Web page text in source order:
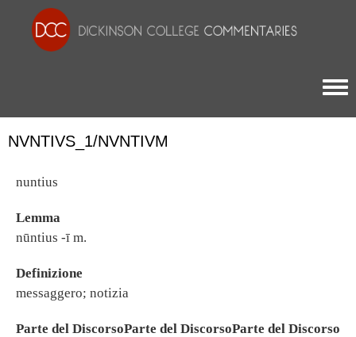
NVNTIVS_1/NVNTIVM
nuntius
Lemma
nūntius -ī m.
Definizione
messaggero; notizia
Parte del DiscorsoParte del DiscorsoParte del Discorso